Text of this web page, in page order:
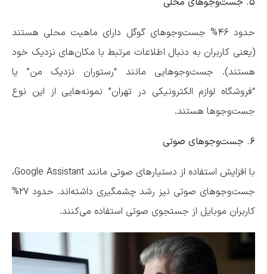
حدود ۴۶% جست‌و‌جو‌های گوگل دارای ماهیت محلی هستند
(یعنی کاربران به دنبال اطلاعات مرتبط با مکان‌های نزدیک خود
هستند). جست‌و‌جو‌هایی مانند “رستوران نزدیک من” یا
“فروشگاه لوازم الکترونیکی در تهران” نمونه‌هایی از این نوع
جست‌و‌جو‌ها هستند.
۶. جست‌و‌جو‌های صوتی
با افزایش استفاده از دستیار‌های صوتی مانند Google Assistant،
جست‌و‌جو‌های صوتی نیز رشد چشمگیری داشته‌اند. حدود ۲۷%
کاربران موبایل از جستجوی صوتی استفاده می‌کنند.